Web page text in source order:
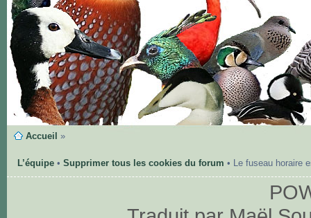
Accueil »
L’équipe• Supprimer tous les cookies du forum • Le fuseau horaire